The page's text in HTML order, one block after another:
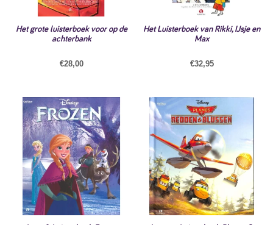
Het grote luisterboek voor op de
achterbank
€28,00
Het Luisterboek van Rikki, IJsje en
Max
€32,95